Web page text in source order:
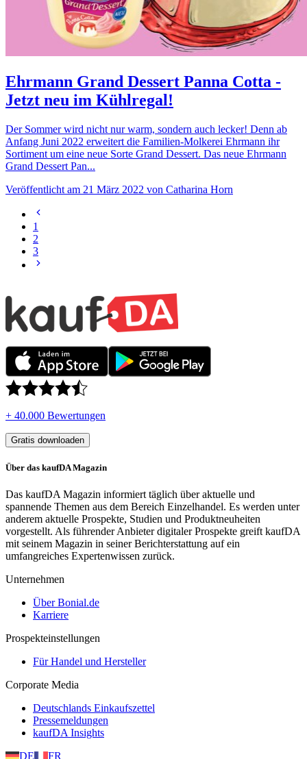
Ehrmann Grand Dessert Panna Cotta -
Jetzt neu im Kühlregal!
Der Sommer wird nicht nur warm, sondern auch lecker! Denn ab
Anfang Juni 2022 erweitert die Familien-Molkerei Ehrmann ihr
Sortiment um eine neue Sorte Grand Dessert. Das neue Ehrmann
Grand Dessert Pan...
Veröffentlicht am 21 März 2022 von Catharina Horn
1
2
3
+ 40.000 Bewertungen
Gratis downloaden
Über das kaufDA Magazin
Das kaufDA Magazin informiert täglich über aktuelle und
spannende Themen aus dem Bereich Einzelhandel. Es werden unter
anderem aktuelle Prospekte, Studien und Produktneuheiten
vorgestellt. Als führender Anbieter digitaler Prospekte greift kaufDA
mit seinem Magazin in seiner Berichterstattung auf ein
umfangreiches Expertenwissen zurück.
Unternehmen
Über Bonial.de
Karriere
Prospekteinstellungen
Für Handel und Hersteller
Corporate Media
Deutschlands Einkaufszettel
Pressemeldungen
kaufDA Insights
DE
FR